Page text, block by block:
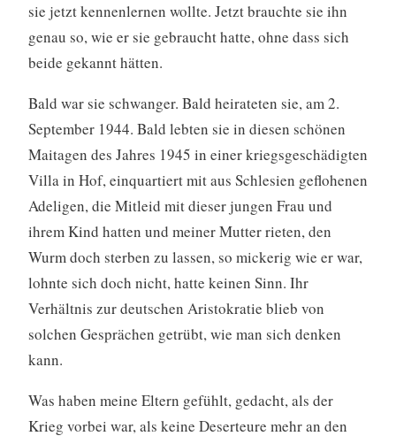
sie jetzt kennenlernen wollte. Jetzt brauchte sie ihn
genau so, wie er sie gebraucht hatte, ohne dass sich
beide gekannt hätten.
Bald war sie schwanger. Bald heirateten sie, am 2.
September 1944. Bald lebten sie in diesen schönen
Maitagen des Jahres 1945 in einer kriegsgeschädigten
Villa in Hof, einquartiert mit aus Schlesien geflohenen
Adeligen, die Mitleid mit dieser jungen Frau und
ihrem Kind hatten und meiner Mutter rieten, den
Wurm doch sterben zu lassen, so mickerig wie er war,
lohnte sich doch nicht, hatte keinen Sinn. Ihr
Verhältnis zur deutschen Aristokratie blieb von
solchen Gesprächen getrübt, wie man sich denken
kann.
Was haben meine Eltern gefühlt, gedacht, als der
Krieg vorbei war, als keine Deserteure mehr an den